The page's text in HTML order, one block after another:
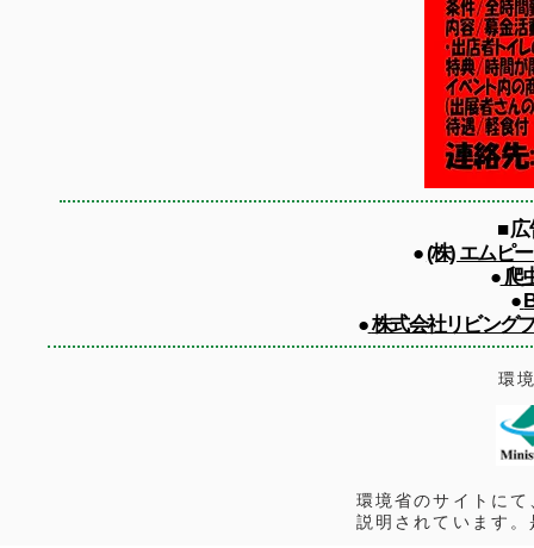
■
●(株) エムピ
●爬
●
●株式会社リビング
環
環境省のサイトに
説明されています